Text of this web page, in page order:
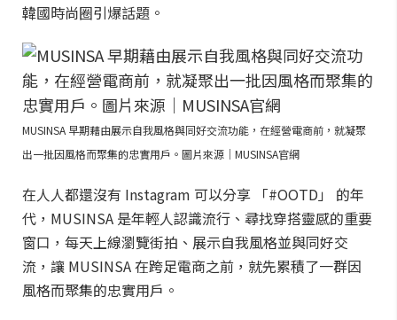
韓國時尚圈引爆話題。
MUSINSA 早期藉由展示自我風格與同好交流功能，在經營電商前，就凝聚
出一批因風格而聚集的忠實用戶。圖片來源｜MUSINSA官網
在人人都還沒有 Instagram 可以分享 「#OOTD」 的年
代，MUSINSA 是年輕人認識流行、尋找穿搭靈感的重要
窗口，每天上線瀏覽街拍、展示自我風格並與同好交
流，讓 MUSINSA 在跨足電商之前，就先累積了一群因
風格而聚集的忠實用戶。